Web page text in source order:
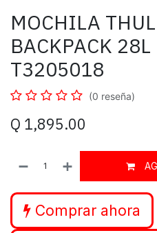
MOCHILA
BACKPACK
T3205018
(0 reseña)
Q 1,895.00
Comprar ahora